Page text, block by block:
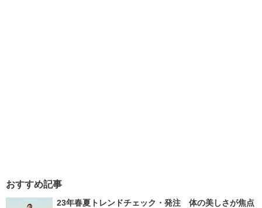
おすすめ記事
23年春夏トレンドチェック・発注 体の美しさが焦点